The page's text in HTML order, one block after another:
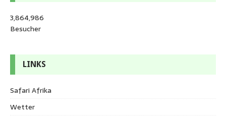
3,864,986
Besucher
LINKS
Safari Afrika
Wetter